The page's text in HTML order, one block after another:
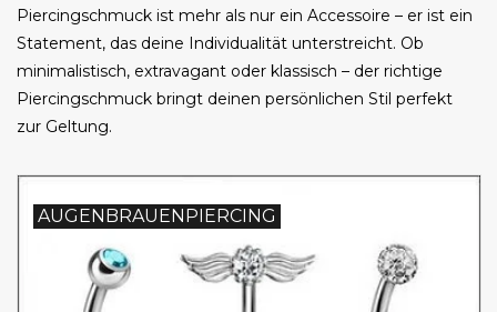
Gutscheine
% Sale %
Piercingschmuck ist mehr als nur ein Accessoire – er ist ein
Statement, das deine Individualität unterstreicht. Ob
minimalistisch, extravagant oder klassisch – der richtige
Piercingschmuck bringt deinen persönlichen Stil perfekt
zur Geltung.
AUGENBRAUENPIERCING